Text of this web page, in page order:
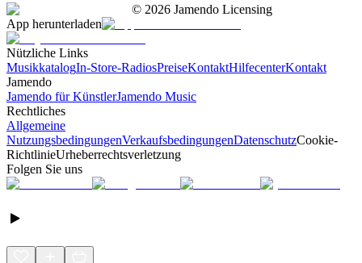
© 2026 Jamendo Licensing
App herunterladen
Nützliche Links
MusikkatalogIn-Store-RadiosPreiseKontaktHilfecenterKontakt
Jamendo
Jamendo für KünstlerJamendo Music
Rechtliches
Allgemeine
NutzungsbedingungenVerkaufsbedingungenDatenschutzCookie-
RichtlinieUrheberrechtsverletzung
Folgen Sie uns